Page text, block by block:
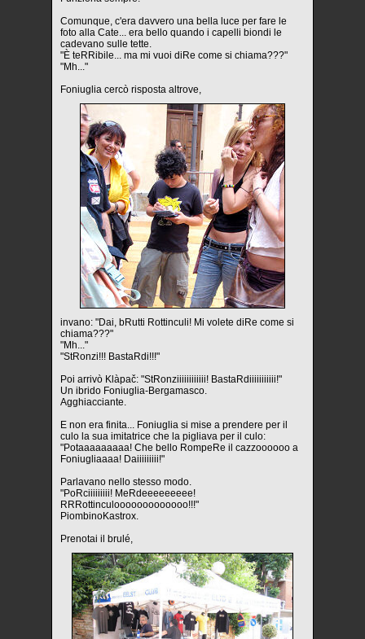
Comunque, c'era davvero una bella luce per fare le
foto alla Cate... era bello quando i capelli biondi le
cadevano sulle tette.
"È teRRibile... ma mi vuoi diRe come si chiama???"
"Mh..."
Foniuglia cercò risposta altrove,
invano: "Dai, bRutti Rottinculi! Mi volete diRe come si
chiama???"
"Mh..."
"StRonzi!!! BastaRdi!!!"
Poi arrivò Klàpač: "StRonziiiiiiiiiiii! BastaRdiiiiiiiiiii!"
Un ibrido Foniuglia-Bergamasco.
Agghiacciante.
E non era finita... Foniuglia si mise a prendere per il
culo la sua imitatrice che la pigliava per il culo:
"Potaaaaaaaaa! Che bello RompeRe il cazzoooooo a
Foniugliaaaa! Daiiiiiiiii!"
Parlavano nello stesso modo.
"PoRciiiiiiiii! MeRdeeeeeeeee!
RRRottinculooooooooooooo!!!"
PiombinoKastrox.
Prenotai il brulé,